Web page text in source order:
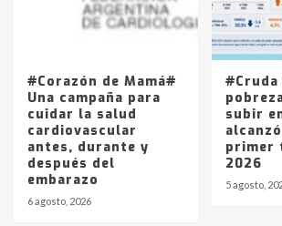
Los precios de los
La Pampa, desde YPF
entre 857 a 1338 pesos
#Corazón de Mamá#
Una campaña para
cuidar la salud
cardiovascular
antes, durante y
después del
embarazo
6 agosto, 2026
subir
primer
2026
5 agosto,